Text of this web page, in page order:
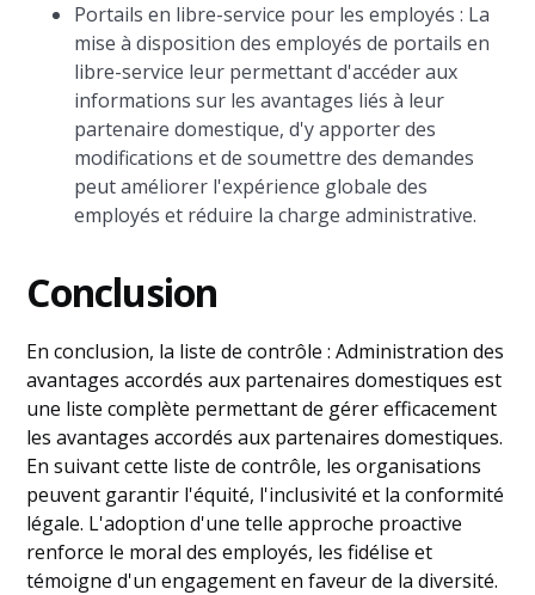
Portails en libre-service pour les employés : La
mise à disposition des employés de portails en
libre-service leur permettant d'accéder aux
informations sur les avantages liés à leur
partenaire domestique, d'y apporter des
modifications et de soumettre des demandes
peut améliorer l'expérience globale des
employés et réduire la charge administrative.
Conclusion
En conclusion, la liste de contrôle : Administration des
avantages accordés aux partenaires domestiques est
une liste complète permettant de gérer efficacement
les avantages accordés aux partenaires domestiques.
En suivant cette liste de contrôle, les organisations
peuvent garantir l'équité, l'inclusivité et la conformité
légale. L'adoption d'une telle approche proactive
renforce le moral des employés, les fidélise et
témoigne d'un engagement en faveur de la diversité.